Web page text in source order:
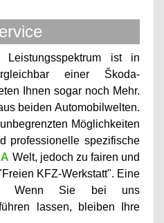
Leistungsspektrum ist in
einer Škoda-
Ihnen sogar noch Mehr.
beiden Automobilwelten.
Möglichkeiten
professionelle spezifische
Welt, jedoch zu fairen und
KFZ-Werkstatt". Eine
Wenn Sie bei uns
lassen, bleiben Ihre